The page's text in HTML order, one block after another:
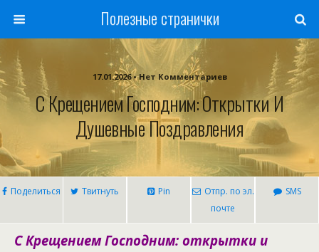
Полезные странички
17.01.2026 • Нет Комментариев
С Крещением Господним: Открытки И
Душевные Поздравления
Поделиться Твитнуть Pin
Отпр. по эл.
почте
SMS
С Крещением Господним: открытки и